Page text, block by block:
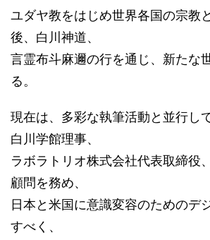
ユダヤ教をはじめ世界各国の宗教
後、白川神道、
言霊布斗麻邇の行を通じ、新たな
る。
現在は、多彩な執筆活動と並行し
白川学館理事、
ラボラトリオ株式会社代表取締役
顧問を務め、
日本と米国に意識変容のためのデ
すべく、